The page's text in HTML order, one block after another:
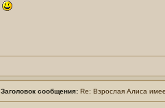
Заголовок сообщения: Re: Взрослая Алиса